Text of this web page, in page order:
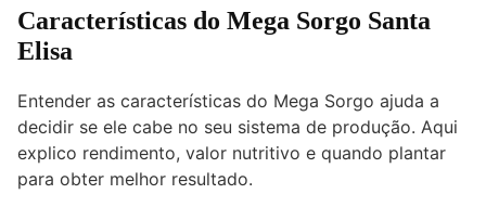
Características do Mega Sorgo Santa
Elisa
Entender as características do Mega Sorgo ajuda a
decidir se ele cabe no seu sistema de produção. Aqui
explico rendimento, valor nutritivo e quando plantar
para obter melhor resultado.